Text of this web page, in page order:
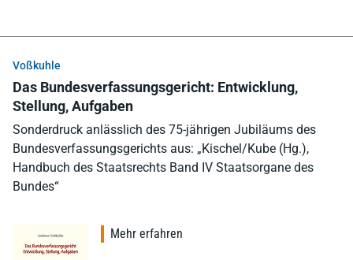
Voßkuhle
Das Bundesverfassungsgericht: Entwicklung,
Stellung, Aufgaben
Sonderdruck anlässlich des 75-jährigen Jubiläums des
Bundesverfassungsgerichts aus: „Kischel/Kube (Hg.),
Handbuch des Staatsrechts Band IV Staatsorgane des
Bundes“
Mehr erfahren